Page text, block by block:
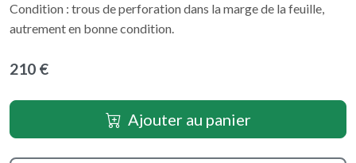
Condition : trous de perforation dans la marge de la feuille,
autrement en bonne condition.
210 €
Ajouter au panier